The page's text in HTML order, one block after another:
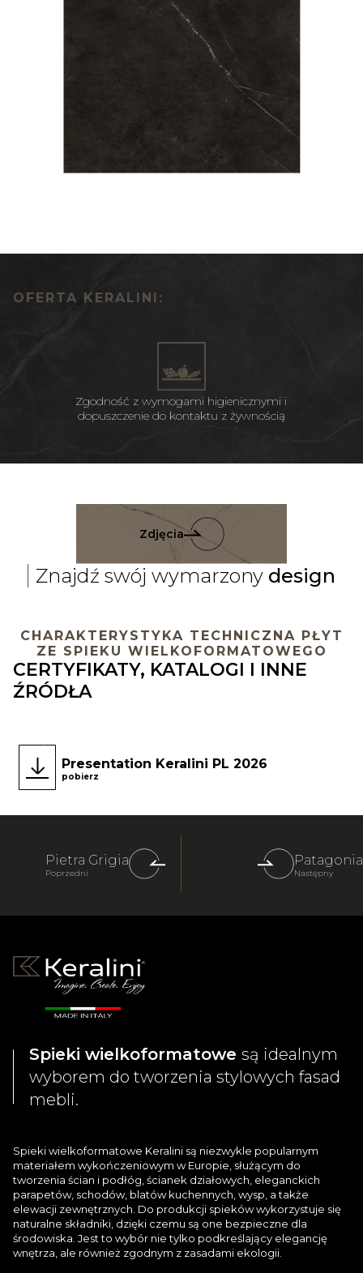
OFERTA KERALINI:
Zgodność z wymogami higienicznymi i
dopuszczenie do kontaktu z żywnością
Zdjęcia
Znajdź swój wymarzony design
CHARAKTERYSTYKA TECHNICZNA PŁYT
ZE SPIEKU WIELKOFORMATOWEGO
CERTYFIKATY, KATALOGI I INNE
ŹRÓDŁA
Presentation Keralini PL 2026
pobierz
Pietra Grigia
Poprzedni
Patagonia
Następny
Spieki wielkoformatowe są idealnym
wyborem do tworzenia stylowych fasad
mebli.
Spieki wielkoformatowe Keralini są niezwykle popularnym
materiałem wykończeniowym w Europie, służącym do
tworzenia ścian i podłóg, ścianek działowych, eleganckich
parapetów, schodów, blatów kuchennych, wysp, a także
elewacji zewnętrznych. Do produkcji spieków wykorzystuje się
naturalne składniki, dzięki czemu są one bezpieczne dla
środowiska. Jest to wybór nie tylko podkreślający elegancję
wnętrza, ale również zgodnym z zasadami ekologii.